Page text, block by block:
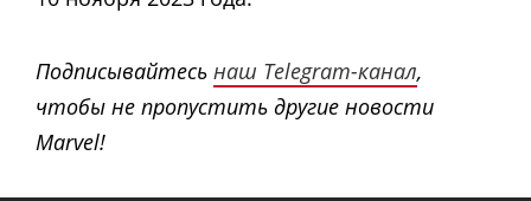
Подписывайтесь наш Telegram-канал,
чтобы не пропустить другие новости
Marvel!